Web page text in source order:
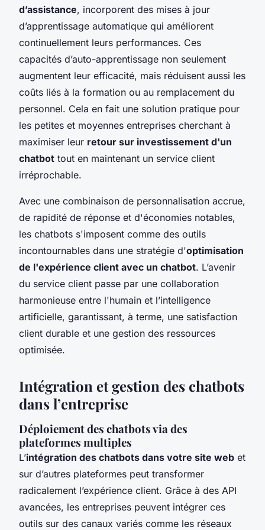
d’assistance, incorporent des mises à jour
d’apprentissage automatique qui améliorent
continuellement leurs performances. Ces
capacités d’auto-apprentissage non seulement
augmentent leur efficacité, mais réduisent aussi les
coûts liés à la formation ou au remplacement du
personnel. Cela en fait une solution pratique pour
les petites et moyennes entreprises cherchant à
maximiser leur retour sur investissement d'un
chatbot tout en maintenant un service client
irréprochable.
Avec une combinaison de personnalisation accrue,
de rapidité de réponse et d'économies notables,
les chatbots s'imposent comme des outils
incontournables dans une stratégie d'optimisation
de l'expérience client avec un chatbot. L’avenir
du service client passe par une collaboration
harmonieuse entre l'humain et l’intelligence
artificielle, garantissant, à terme, une satisfaction
client durable et une gestion des ressources
optimisée.
Intégration et gestion des chatbots
dans l’entreprise
Déploiement des chatbots via des
plateformes multiples
L’intégration des chatbots dans votre site web et
sur d’autres plateformes peut transformer
radicalement l’expérience client. Grâce à des API
avancées, les entreprises peuvent intégrer ces
outils sur des canaux variés comme les réseaux